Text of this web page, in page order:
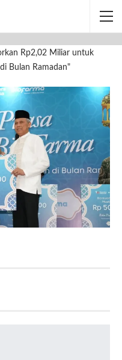
Rp2,02 Miliar untuk
Bulan Ramadan"